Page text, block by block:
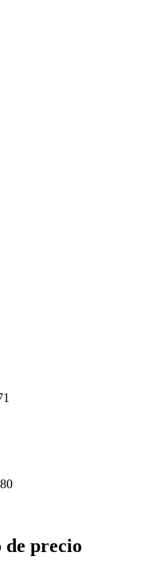
precio